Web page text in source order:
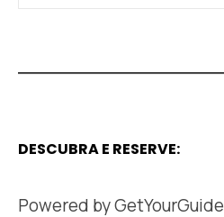
DESCUBRA E RESERVE:
Powered byGetYourGuide